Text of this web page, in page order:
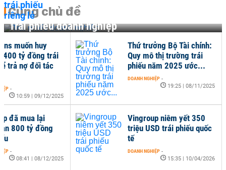
Cùng chủ đề
Trái phiếu doanh nghiệp
Vingroup niêm yết 350
triệu USD trái phiếu quốc
tế
DOANH NGHIỆP -
15:35 | 10/04/2026
muốn huy
tỷ đồng trái
trả nợ đối tác
-
10:59 | 09/12/2025
đã mua lại
800 tỷ đồng
-
08:41 | 08/12/2025
Thứ trưởng Bộ Tài chính:
Quy mô thị trường trái
phiếu năm 2025 ước...
DOANH NGHIỆP -
19:25 | 08/11/2025